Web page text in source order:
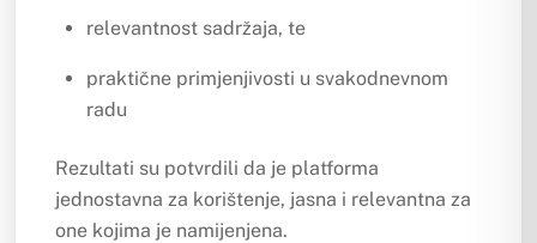
relevantnost sadržaja, te
praktične primjenjivosti u svakodnevnom
radu
Rezultati su potvrdili da je platforma
jednostavna za korištenje, jasna i relevantna za
one kojima je namijenjena.